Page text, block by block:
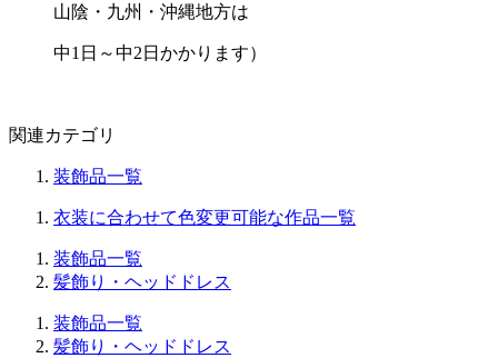
山陰・九州・沖縄地方は
中1日～中2日かかります）
関連カテゴリ
装飾品一覧
衣装に合わせて色変更可能な作品一覧
装飾品一覧
髪飾り・ヘッドドレス
装飾品一覧
髪飾り・ヘッドドレス